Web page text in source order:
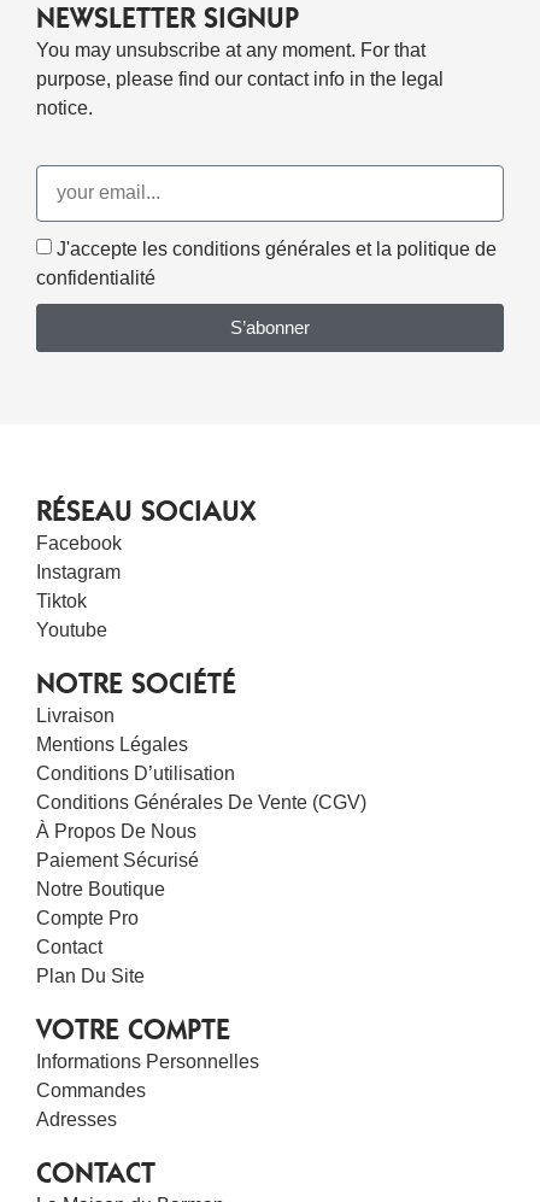
NEWSLETTER SIGNUP
You may unsubscribe at any moment. For that
purpose, please find our contact info in the legal
notice.
J'accepte les conditions générales et la politique de
confidentialité
S’abonner
RÉSEAU SOCIAUX
Facebook
Instagram
Tiktok
Youtube
NOTRE SOCIÉTÉ
Livraison
Mentions Légales
Conditions D’utilisation
Conditions Générales De Vente (CGV)
À Propos De Nous
Paiement Sécurisé
Notre Boutique
Compte Pro
Contact
Plan Du Site
VOTRE COMPTE
Informations Personnelles
Commandes
Adresses
CONTACT